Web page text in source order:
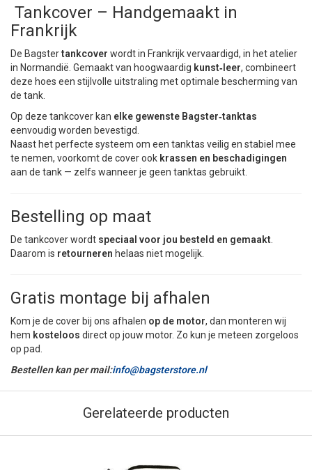
Tankcover – Handgemaakt in
Frankrijk
De Bagstertankcover wordt in Frankrijk vervaardigd, in het atelier
in Normandië. Gemaakt van hoogwaardig kunst‑leer, combineert
deze hoes een stijlvolle uitstraling met optimale bescherming van
de tank.
Op deze tankcover kan elke gewenste Bagster‑tanktas
eenvoudig worden bevestigd.
Naast het perfecte systeem om een tanktas veilig en stabiel mee
te nemen, voorkomt de cover ook krassen en beschadigingen
aan de tank — zelfs wanneer je geen tanktas gebruikt.
Bestelling op maat
De tankcover wordt speciaal voor jou besteld en gemaakt
Daarom is retourneren helaas niet mogelijk.
Gratis montage bij afhalen
Kom je de cover bij ons afhalen op de motor, dan monteren wij
hem kosteloos direct op jouw motor. Zo kun je meteen zorgeloos
op pad.
Bestellen kan per mail:info@bagsterstore.nl
Gerelateerde producten